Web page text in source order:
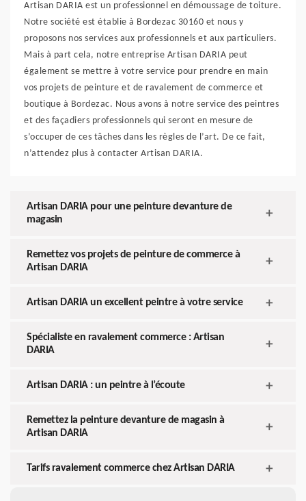
Artisan DARIA est un professionnel en démoussage de toiture.
Notre société est établie à Bordezac 30160 et nous y
proposons nos services aux professionnels et aux particuliers.
Mais à part cela, notre entreprise Artisan DARIA peut
également se mettre à votre service pour prendre en main
vos projets de peinture et de ravalement de commerce et
boutique à Bordezac. Nous avons à notre service des peintres
et des façadiers professionnels qui seront en mesure de
s’occuper de ces tâches dans les règles de l’art. De ce fait,
n’attendez plus à contacter Artisan DARIA.
Artisan DARIA pour une peinture devanture de
magasin
Remettez vos projets de peinture de commerce à
Artisan DARIA
Artisan DARIA un excellent peintre à votre service
Spécialiste en ravalement commerce : Artisan
DARIA
Artisan DARIA : un peintre à l’écoute
Remettez la peinture devanture de magasin à
Artisan DARIA
Tarifs ravalement commerce chez Artisan DARIA